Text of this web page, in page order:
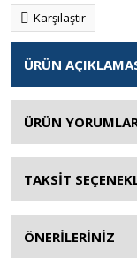
Karşılaştır
ÜRÜN
ÜRÜN
TAKSİT
ÖNERİLERİNİZ